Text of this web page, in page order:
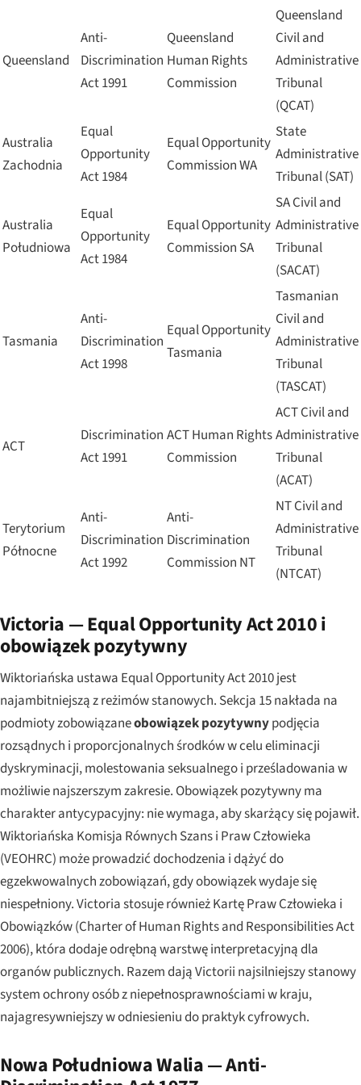
Queensland
Anti-
Discrimination
Act 1991
Queensland
Human Rights
Commission
Queensland
Civil and
Administrative
Tribunal
(QCAT)
Australia
Zachodnia
Equal
Opportunity
Act 1984
Equal Opportunity
Commission WA
State
Administrative
Tribunal (SAT)
Australia
Południowa
Equal
Opportunity
Act 1984
Equal Opportunity
Commission SA
SA Civil and
Administrative
Tribunal
(SACAT)
Tasmania
Anti-
Discrimination
Act 1998
Equal Opportunity
Tasmania
Tasmanian
Civil and
Administrative
Tribunal
(TASCAT)
ACT
Discrimination
Act 1991
ACT Human Rights
Commission
ACT Civil and
Administrative
Tribunal
(ACAT)
Terytorium
Północne
Anti-
Discrimination
Act 1992
Anti-
Discrimination
Commission NT
NT Civil and
Administrative
Tribunal
(NTCAT)
Victoria — Equal Opportunity Act 2010 i
obowiązek pozytywny
Wiktoriańska ustawa Equal Opportunity Act 2010 jest
najambitniejszą z reżimów stanowych. Sekcja 15 nakłada na
podmioty zobowiązaneobowiązek pozytywnypodjęcia
rozsądnych i proporcjonalnych środków w celu eliminacji
dyskryminacji, molestowania seksualnego i prześladowania w
możliwie najszerszym zakresie. Obowiązek pozytywny ma
charakter antycypacyjny: nie wymaga, aby skarżący się pojawił.
Wiktoriańska Komisja Równych Szans i Praw Człowieka
(VEOHRC) może prowadzić dochodzenia i dążyć do
egzekwowalnych zobowiązań, gdy obowiązek wydaje się
niespełniony. Victoria stosuje również Kartę Praw Człowieka i
Obowiązków (Charter of Human Rights and Responsibilities Act
2006), która dodaje odrębną warstwę interpretacyjną dla
organów publicznych. Razem dają Victorii najsilniejszy stanowy
system ochrony osób z niepełnosprawnościami w kraju,
najagresywniejszy w odniesieniu do praktyk cyfrowych.
Nowa Południowa Walia — Anti-